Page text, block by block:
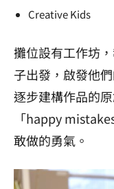
Creative Kids
攤位設有工作坊
子出發，啟發他
逐步建構作品的
「happy
敢做的勇氣。